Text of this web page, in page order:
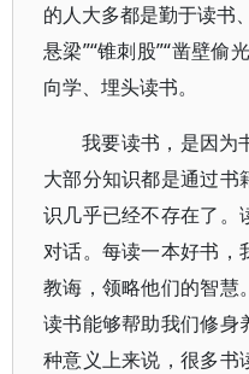
的人大多都是勤于读书
悬梁”“锥刺股”“凿壁偷
向学、埋头读书。
我要读书，是因为
大部分知识都是通过书
识几乎已经不存在了。
对话。每读一本好书，
教诲，领略他们的智慧
读书能够帮助我们修身
种意义上来说，很多书